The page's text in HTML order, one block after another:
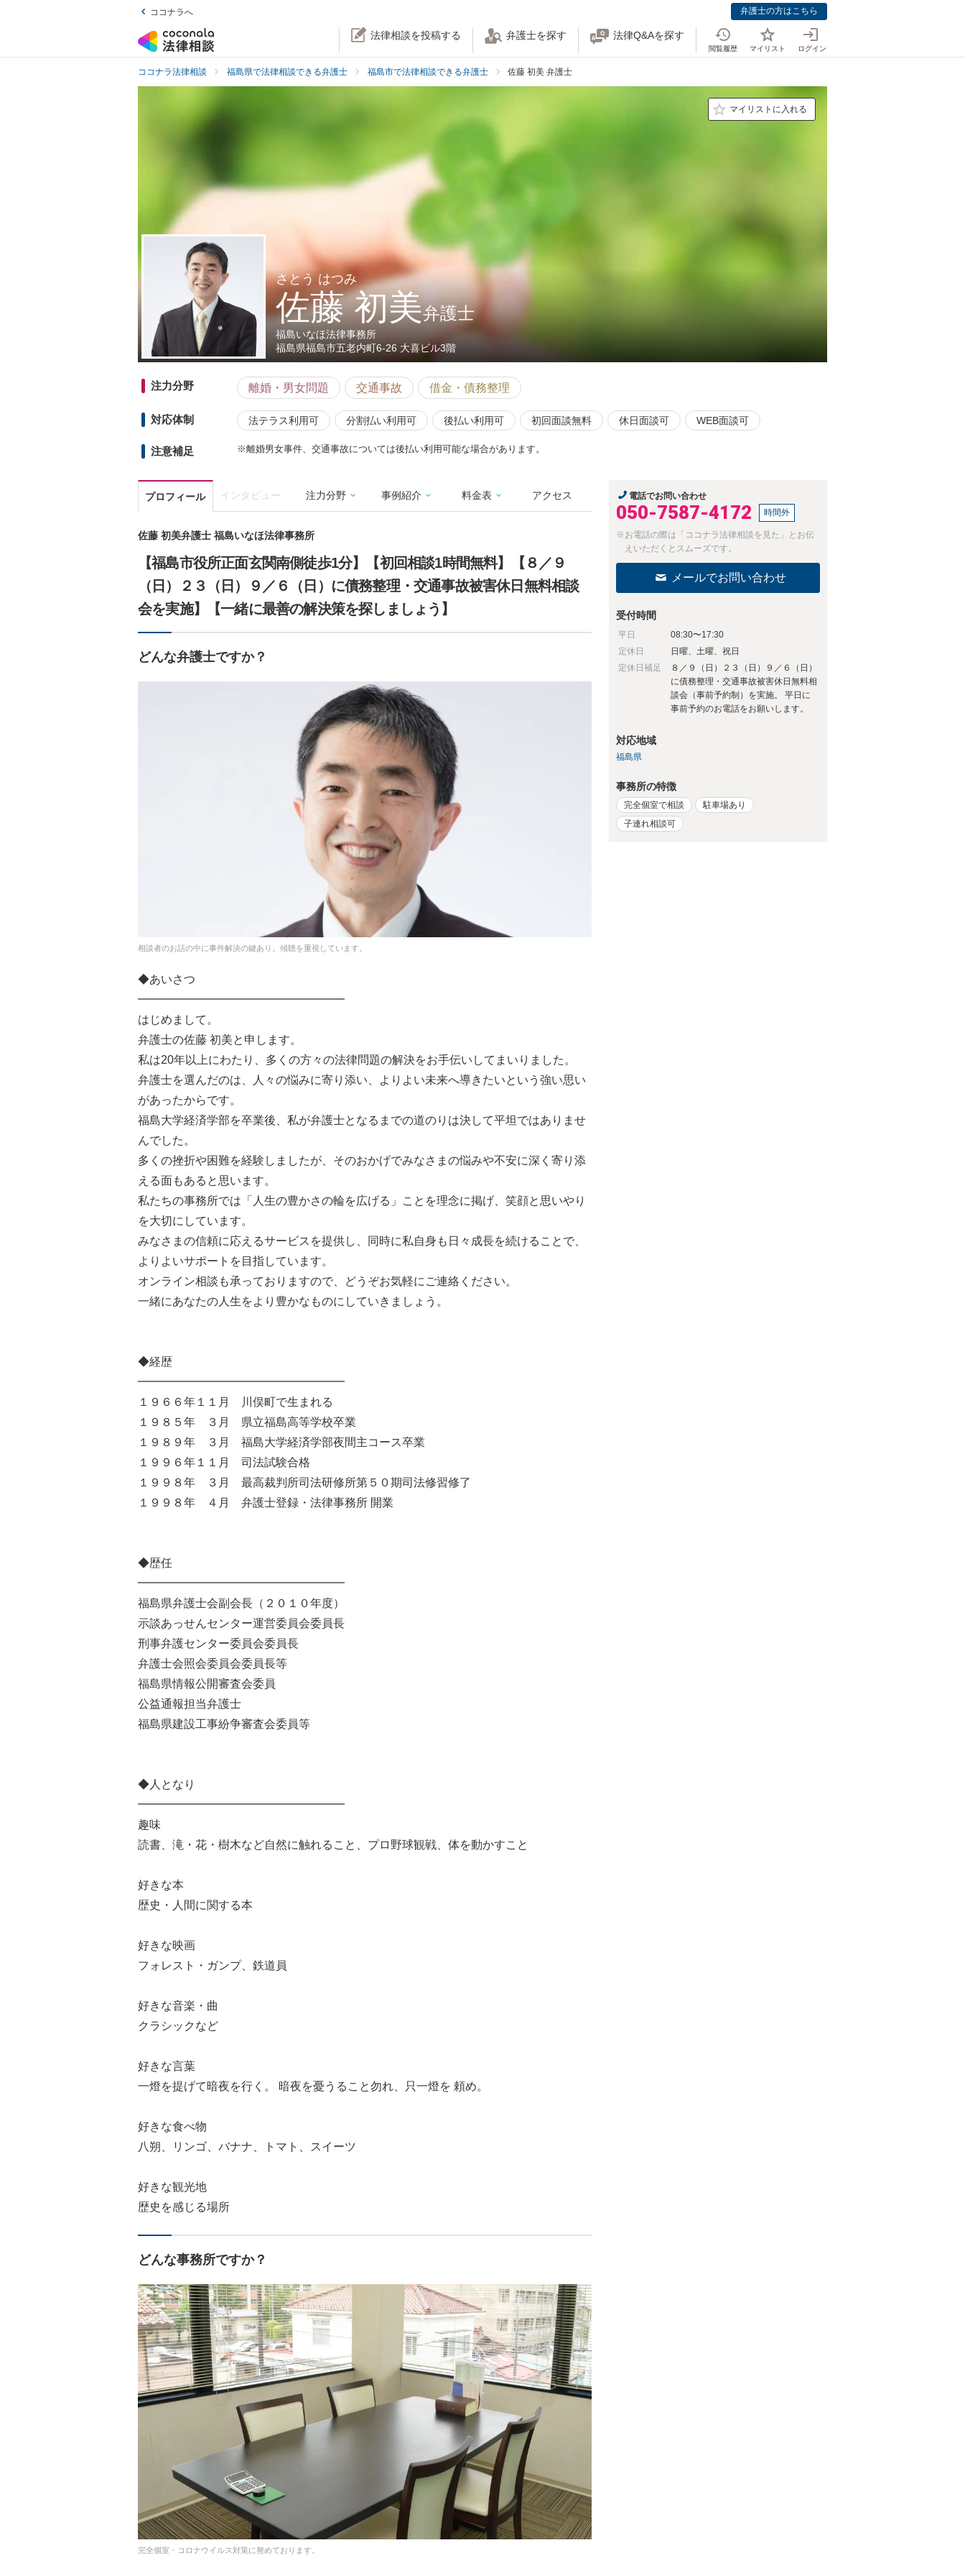
ココナラへ 弁護士の方はこちら
法律相談を投稿する 弁護士を探す 法律Q&Aを探す
閲覧履歴 マイリスト ログイン
ココナラ法律相談 福島県で法律相談できる弁護士 福島市で法律相談できる弁護士 佐藤 初美 弁護士
マイリストに入れる
さとう はつみ
佐藤 初美弁護士
福島いなほ法律事務所
福島県福島市五老内町6-26 大喜ビル3階
注力分野 離婚・男女問題 交通事故 借金・債務整理
対応体制 法テラス利用可 分割払い利用可 後払い利用可 初回面談無料 休日面談可 WEB面談可
注意補足 ※離婚男女事件、交通事故については後払い利用可能な場合があります。
プロフィール インタビュー 注力分野 事例紹介 料金表 アクセス
佐藤 初美弁護士 福島いなほ法律事務所
【福島市役所正面玄関南側徒歩1分】【初回相談1時間無料】【８／９
（日）２３（日）９／６（日）に債務整理・交通事故被害休日無料相談
会を実施】【一緒に最善の解決策を探しましょう】
どんな弁護士ですか？
相談者のお話の中に事件解決の鍵あり。傾聴を重視しています。
◆あいさつ
━━━━━━━━━━━━━━━━━━
はじめまして。
弁護士の佐藤 初美と申します。
私は20年以上にわたり、多くの方々の法律問題の解決をお手伝いしてまいりました。
弁護士を選んだのは、人々の悩みに寄り添い、よりよい未来へ導きたいという強い思い
があったからです。
福島大学経済学部を卒業後、私が弁護士となるまでの道のりは決して平坦ではありませ
んでした。
多くの挫折や困難を経験しましたが、そのおかげでみなさまの悩みや不安に深く寄り添
える面もあると思います。
私たちの事務所では「人生の豊かさの輪を広げる」ことを理念に掲げ、笑顔と思いやり
を大切にしています。
みなさまの信頼に応えるサービスを提供し、同時に私自身も日々成長を続けることで、
よりよいサポートを目指しています。
オンライン相談も承っておりますので、どうぞお気軽にご連絡ください。
一緒にあなたの人生をより豊かなものにしていきましょう。
◆経歴
━━━━━━━━━━━━━━━━━━
１９６６年１１月 川俣町で生まれる
１９８５年 ３月 県立福島高等学校卒業
１９８９年 ３月 福島大学経済学部夜間主コース卒業
１９９６年１１月 司法試験合格
１９９８年 ３月 最高裁判所司法研修所第５０期司法修習修了
１９９８年 ４月 弁護士登録・法律事務所 開業
◆歴任
━━━━━━━━━━━━━━━━━━
福島県弁護士会副会長（２０１０年度）
示談あっせんセンター運営委員会委員長
刑事弁護センター委員会委員長
弁護士会照会委員会委員長等
福島県情報公開審査会委員
公益通報担当弁護士
福島県建設工事紛争審査会委員等
◆人となり
━━━━━━━━━━━━━━━━━━
趣味
読書、滝・花・樹木など自然に触れること、プロ野球観戦、体を動かすこと
好きな本
歴史・人間に関する本
好きな映画
フォレスト・ガンプ、鉄道員
好きな音楽・曲
クラシックなど
好きな言葉
一燈を提げて暗夜を行く。 暗夜を憂うること勿れ、只一燈を 頼め。
好きな食べ物
八朔、リンゴ、バナナ、トマト、スイーツ
好きな観光地
歴史を感じる場所
どんな事務所ですか？
完全個室・コロナウイルス対策に努めております。
電話でお問い合わせ
050-7587-4172 時間外
※お電話の際は「ココナラ法律相談を見た」とお伝
えいただくとスムーズです。
メールでお問い合わせ
受付時間
平日
08:30〜17:30
定休日
日曜、土曜、祝日
定休日補足
８／９（日）２３（日）９／６（日）
に債務整理・交通事故被害休日無料相
談会（事前予約制）を実施。 平日に
事前予約のお電話をお願いします。
対応地域
福島県
事務所の特徴
完全個室で相談
駐車場あり
子連れ相談可